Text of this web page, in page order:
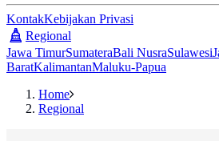
KontakKebijakan Privasi
Regional
Jawa TimurSumateraBali NusraSulawesi
BaratKalimantanMaluku-Papua
Home
Regional